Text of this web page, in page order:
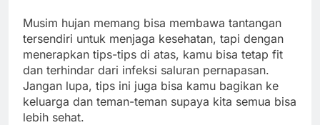
Musim hujan memang bisa membawa tantangan
tersendiri untuk menjaga kesehatan, tapi dengan
menerapkan tips-tips di atas, kamu bisa tetap fit
dan terhindar dari infeksi saluran pernapasan.
Jangan lupa, tips ini juga bisa kamu bagikan ke
keluarga dan teman-teman supaya kita semua bisa
lebih sehat.